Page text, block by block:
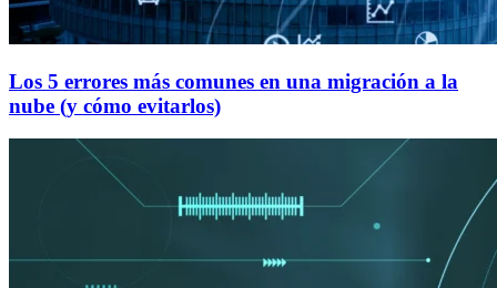
Los 5 errores más comunes en una migración a la
nube (y cómo evitarlos)